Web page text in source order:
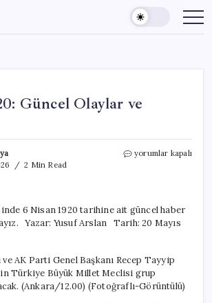
Güncel Olaylar ve
2 Min Read
6
ve
Faaliyetler
yorumlar kapalı
6 Nisan 1920 tarihine ait güncel haber
Yazar: Yusuf Arslan Tarih: 20 Mayıs
ve AK Parti Genel Başkanı Recep Tayyip
Türkiye Büyük Millet Meclisi grup
(Ankara/12.00) (Fotoğraflı-Görüntülü)